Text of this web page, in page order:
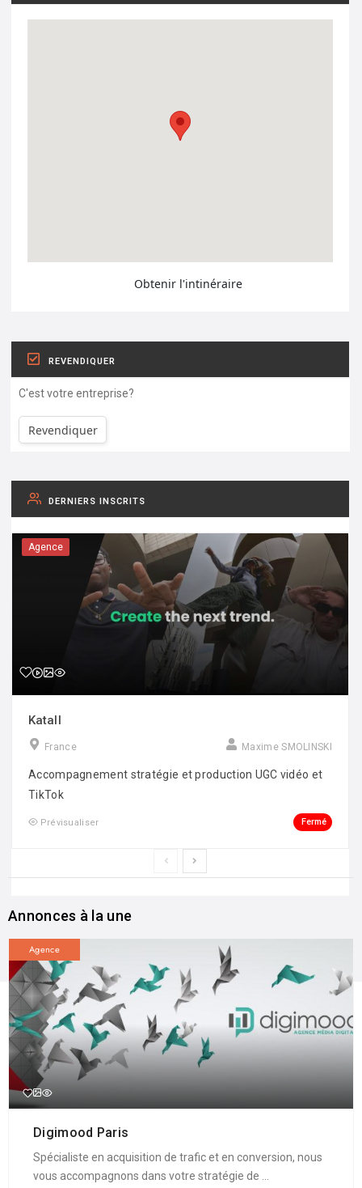
Obtenir l'intinéraire
REVENDIQUER
C'est votre entreprise?
Revendiquer
DERNIERS INSCRITS
Agence
Katall
France Maxime SMOLINSKI
Accompagnement stratégie et production UGC vidéo et
TikTok
Prévisualiser Fermé
Annonces à la une
Agence
Digimood Paris
Spécialiste en acquisition de trafic et en conversion, nous
vous accompagnons dans votre stratégie de ...